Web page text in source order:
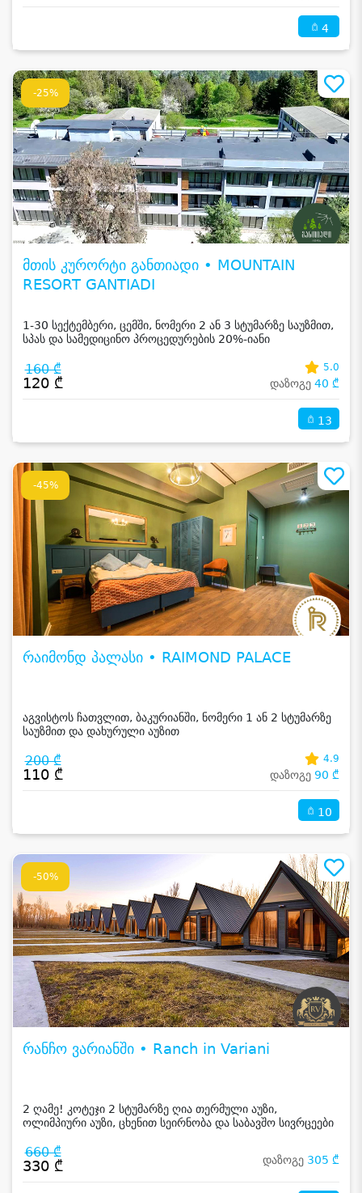
4
-25%
მთის კურორტი განთიადი • MOUNTAIN
RESORT GANTIADI
1-30 სექტემბერი, ცემში, ნომერი 2 ან 3 სტუმარზე საუზმით,
სპას და სამედიცინო პროცედურების 20%-იანი
160 ₾
120 ₾
5.0
დაზოგე 40 ₾
13
-45%
რაიმონდ პალასი • RAIMOND PALACE
აგვისტოს ჩათვლით, ბაკურიანში, ნომერი 1 ან 2 სტუმარზე
საუზმით და დახურული აუზით
200 ₾
110 ₾
4.9
დაზოგე 90 ₾
10
-50%
რანჩო ვარიანში • Ranch in Variani
2 ღამე! კოტეჯი 2 სტუმარზე ღია თერმული აუზი,
ოლიმპიური აუზი, ცხენით სეირნობა და საბავშო სივრცეები
660 ₾
330 ₾ დაზოგე 305 ₾